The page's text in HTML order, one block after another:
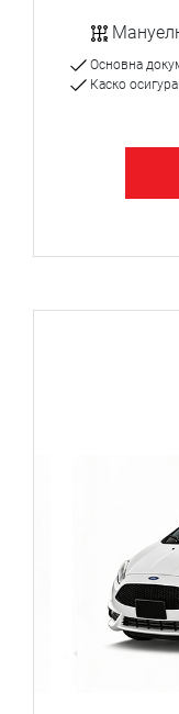
Основна
Каско